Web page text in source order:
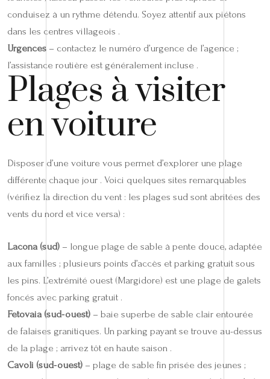
conduisez à un rythme détendu. Soyez attentif aux piétons
dans les centres villageois .
Urgences – contactez le numéro d’urgence de l’agence ;
l’assistance routière est généralement incluse .
Plages à visiter
en voiture
Disposer d’une voiture vous permet d’explorer une plage
différente chaque jour . Voici quelques sites remarquables
(vérifiez la direction du vent : les plages sud sont abritées des
vents du nord et vice versa) :
Lacona (sud) – longue plage de sable à pente douce, adaptée
aux familles ; plusieurs points d’accès et parking gratuit sous
les pins. L’extrémité ouest (Margidore) est une plage de galets
foncés avec parking gratuit .
Fetovaia (sud‑ouest) – baie superbe de sable clair entourée
de falaises granitiques. Un parking payant se trouve au-dessus
de la plage ; arrivez tôt en haute saison .
Cavoli (sud‑ouest) – plage de sable fin prisée des jeunes ;